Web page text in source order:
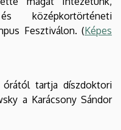
középkortörténeti
Fesztiválon. (Képes
órától tartja díszdoktori
a Karácsony Sándor